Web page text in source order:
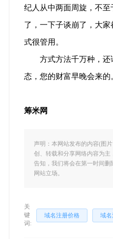
纪人从中两面周旋，不
了，一下子谈崩了，大
式很管用。
方式方法千万种，还
态，您的财富早晚会来的
筹米网
声明：本网站发布的内容(图
创、转载和分享网络内容为主
告知，我们将会在第一时间删
网站立场。
关
键
词:
域名注册价格 域